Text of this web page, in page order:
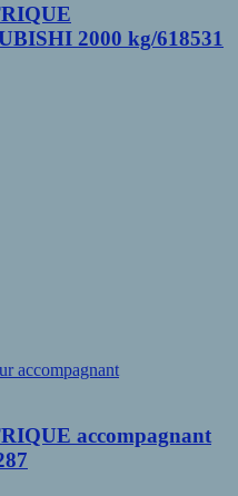
2000 kg/618531
accompagnant
accompagnant